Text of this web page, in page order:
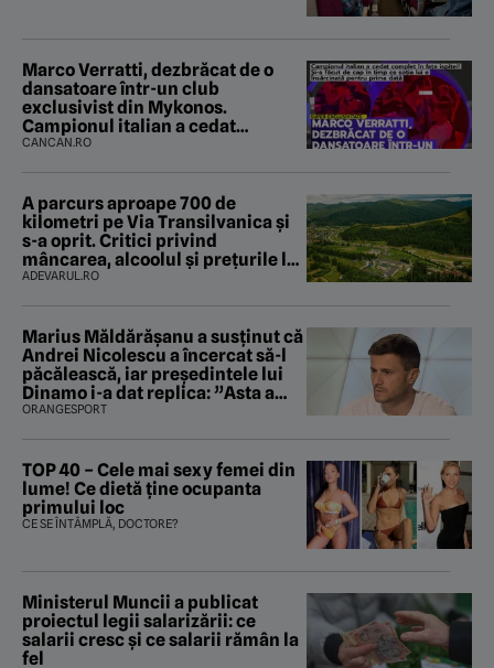
Marco Verratti, dezbrăcat de o
dansatoare într-un club
exclusivist din Mykonos.
Campionul italian a cedat
complet în fața ispitei!
CANCAN.RO
A parcurs aproape 700 de
kilometri pe Via Transilvanica și
s-a oprit. Critici privind
mâncarea, alcoolul și prețurile la
cazare
ADEVARUL.RO
Marius Măldărăşanu a susţinut că
Andrei Nicolescu a încercat să-l
păcălească, iar preşedintele lui
Dinamo i-a dat replica: ”Asta a
fost istoria”
ORANGESPORT
TOP 40 – Cele mai sexy femei din
lume! Ce dietă ține ocupanta
primului loc
CE SE ÎNTÂMPLĂ, DOCTORE?
Ministerul Muncii a publicat
proiectul legii salarizării: ce
salarii cresc și ce salarii rămân la
fel